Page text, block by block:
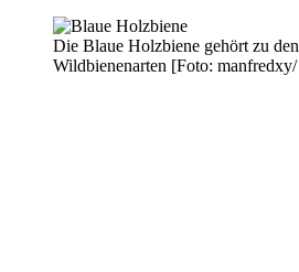
Die Blaue Holzbiene gehört zu
Wildbienenarten [Foto: